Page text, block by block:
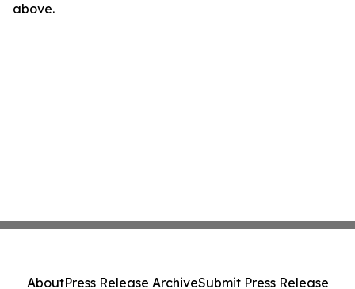
above.
AboutPress Release ArchiveSubmit Press Release